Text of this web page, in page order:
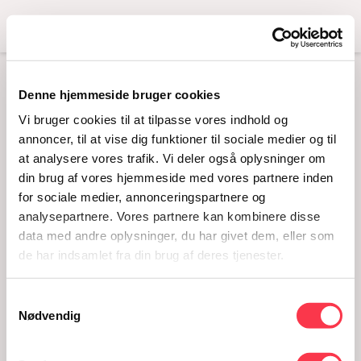
Denne hjemmeside bruger cookies
Vi bruger cookies til at tilpasse vores indhold og
annoncer, til at vise dig funktioner til sociale medier og til
at analysere vores trafik. Vi deler også oplysninger om
din brug af vores hjemmeside med vores partnere inden
for sociale medier, annonceringspartnere og
analysepartnere. Vores partnere kan kombinere disse
data med andre oplysninger, du har givet dem, eller som
de har indsamlet fra din brug af deres tjenester.
Nødvendig
Menu
KIRSTEN ROSE (1909-
2001)
10. december 2010 - 06. marts 2011